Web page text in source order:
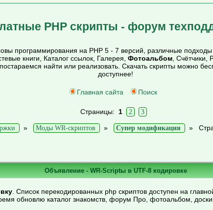
PHP скрипты - форум
программирования на PHP 5 - 7 версий, различные
книги, Каталог ссылок, Галерея, Фотоальбом, Счётчики,
найти или реализовать. Скачать скрипты можно
доступнее!
Главная сайта Поиск
Страницы: 1 2 3
» Моды WR-скриптов » Супер модификация »
Объявление - WR-Scriptы в UTF-8 кодировке
. Список перекодированных php скриптов доступен на
обновлю каталог знакомств, форум Про, фотоальбом,